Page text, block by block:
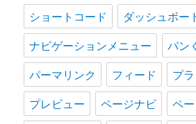
ショートコード
ダッシュボー
ナビゲーションメニュー
パン
パーマリンク
フィード
プ
プレビュー
ページナビ
ペ